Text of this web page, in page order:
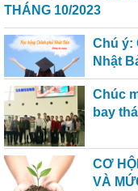
THÁNG 10/2023
Chú ý:
Nhật
Chúc
bay
CƠ
VÀ